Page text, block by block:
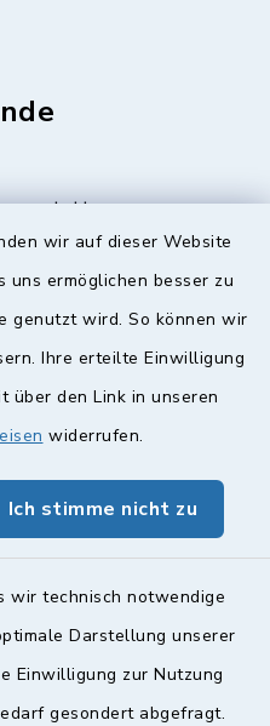
wir auf dieser Website
uns ermöglichen besser zu
genutzt wird. So können wir
Ihre erteilte Einwilligung
über den Link in unseren
widerrufen.
Ich stimme nicht zu
wir technisch notwendige
Darstellung unserer
Einwilligung zur Nutzung
gesondert abgefragt.
statt.
Sie hier.